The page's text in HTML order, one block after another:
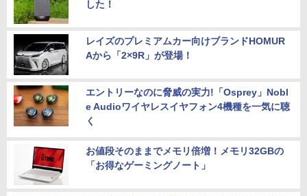
した！
レイズのプレミアムカー向けブランドHOMUR
Aから「2×9R」が登場！
エントリーなのに脅威の実力!「Osprey」Nobl
e Audioワイヤレスイヤフォン4機種を一気に聴
く
お値段そのままでメモリ倍増！メモリ32GBの
「お得なゲーミングノート」